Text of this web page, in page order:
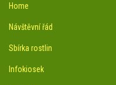
Home
Návštěvní řád
Sbírka rostlin
Infokiosek